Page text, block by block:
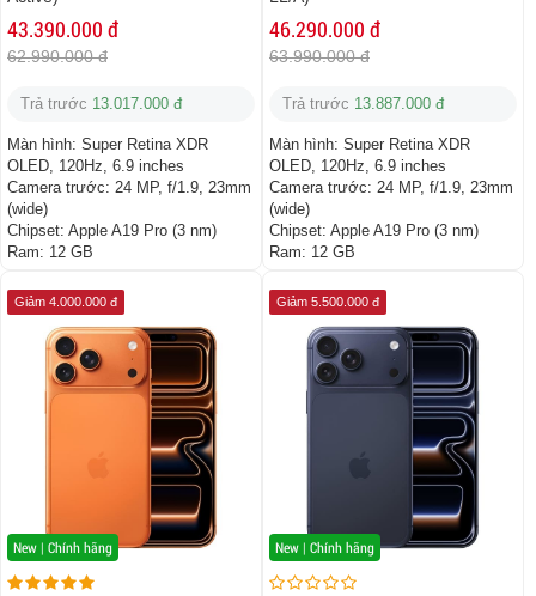
43.390.000 đ
62.990.000 đ
Trả trước 13.017.000 đ
Màn hình: Super Retina XDR
OLED, 120Hz, 6.9 inches
Camera trước: 24 MP, f/1.9, 23mm
(wide)
Chipset: Apple A19 Pro (3 nm)
Ram: 12 GB
46.290.000 đ
63.990.000 đ
Trả trước 13.887.000 đ
Màn hình: Super Retina XDR
OLED, 120Hz, 6.9 inches
Camera trước: 24 MP, f/1.9, 23mm
(wide)
Chipset: Apple A19 Pro (3 nm)
Ram: 12 GB
New | Chính hãng
Giảm 4.000.000 đ
New | Chính hãng
Giảm 5.500.000 đ